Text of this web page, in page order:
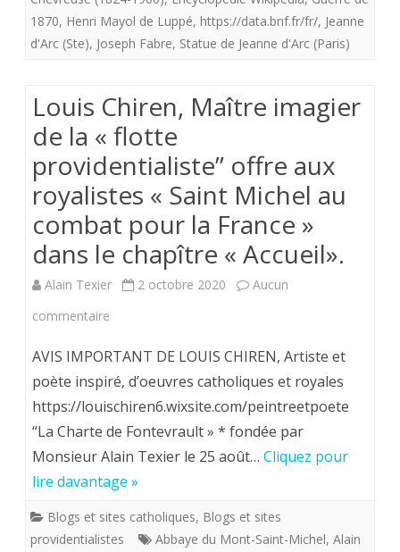
Jeanne
1870, Henri Mayol de Luppé, https://data.bnf.fr/fr/, Jeanne
d'Arc (Ste), Joseph Fabre, Statue de Jeanne d'Arc (Paris)
Louis Chiren, Maître imagier
de la « flotte
providentialiste” offre aux
royalistes « Saint Michel au
combat pour la France »
dans le chapître « Accueil».
Alain Texier 2 octobre 2020
Aucun
commentaire
Chiren,
Maître
imagier
«
AVIS IMPORTANT DE LOUIS CHIREN, Artiste et
poète inspiré, d’oeuvres catholiques et royales
https://louischiren6.wixsite.com/peintreetpoete
“La Charte de Fontevrault » * fondée par
Monsieur Alain Texier le 25 août… Cliquez pour
lire davantage »
Blogs et sites catholiques, Blogs et sites
providentialistes
Abbaye du Mont-Saint-Michel, Alain